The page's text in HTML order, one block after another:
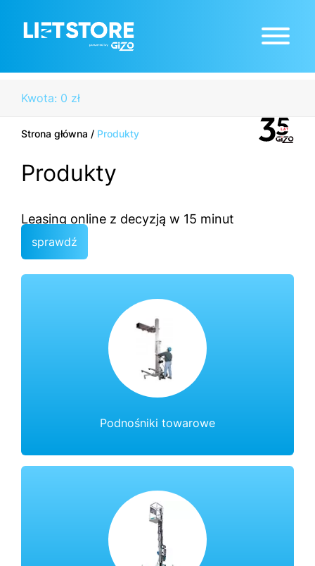
Kwota: 0 zł
Strona główna / Produkty
Produkty
Leasing online z decyzją w 15 minut
sprawdź
Podnośniki towarowe